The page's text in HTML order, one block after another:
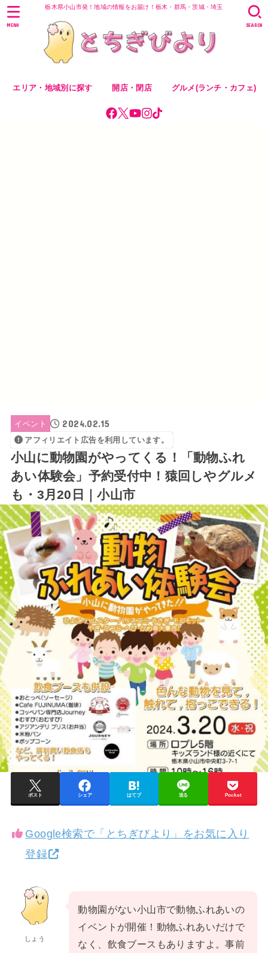
栃木県小山市発！地域の情報をお届け！栃木・群馬・茨城・埼玉
エリア・地域別に探す 開店・閉店 グルメ(ランチ・カフェ)
SEARCH
MENU
イベント 2024.02.15
アフィリエイト広告を利用しています。
小山に動物園がやってくる！「動物ふれ
あい体験会」予約受付中！猿回しやグルメ
も・3月20日｜小山市
ポスト シェア はてブ 送る Pocket
Google検索で「とちぎびより」をお気に入り
登録
しょう
動物園がない小山市で動物ふれあいの
イベントが開催！動物ふれあいだけで
なく、飲食ブースもありますよ。事前